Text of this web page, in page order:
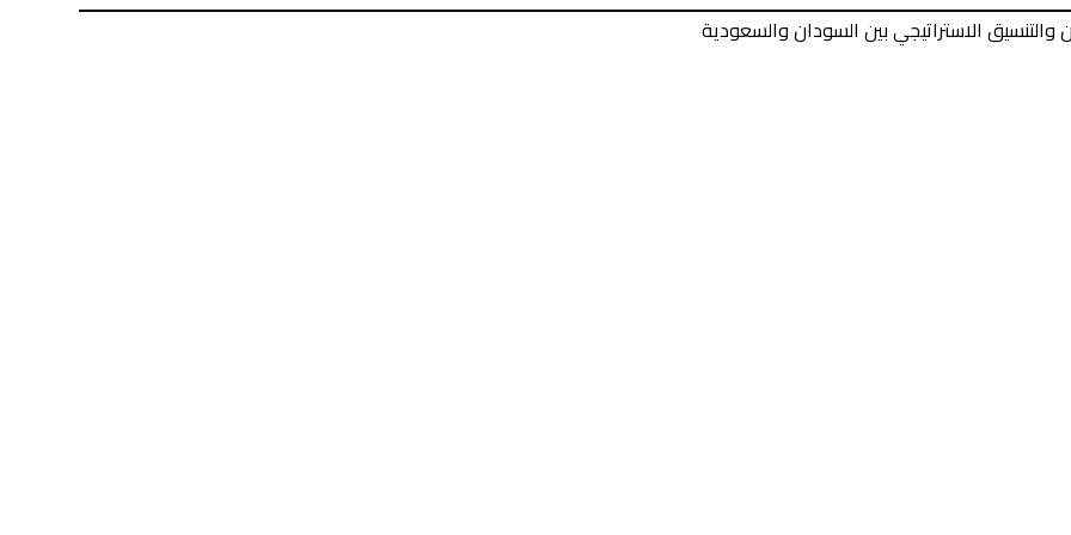
الاستراتيجي بين السودان والسعودية